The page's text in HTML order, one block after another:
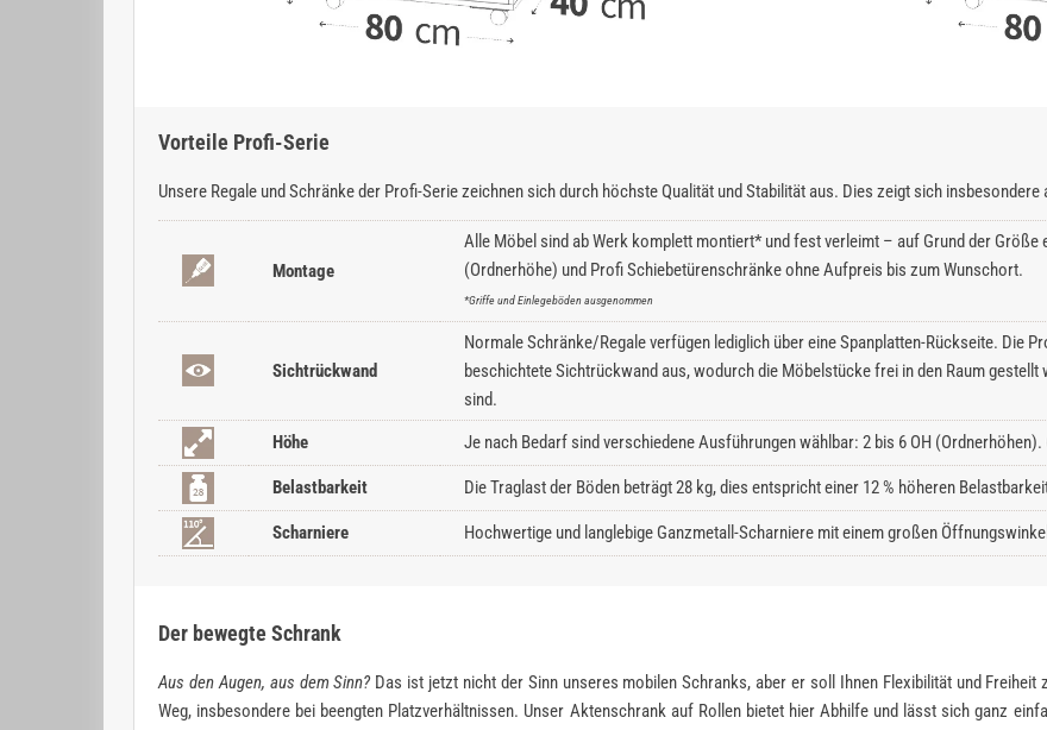
Vorteile Profi-Serie
Unsere Regale und Schränke der Profi-Serie zeichnen sich durch höchste Qualität und Stabilität aus. Dies zeigt sich
Montage
Alle Möbel sind ab Werk komplett montiert* und fest verleimt – auf Grund der
(Ordnerhöhe) und Profi Schiebetürenschränke ohne Aufpreis bis zum Wunschort.
*Griffe und Einlegeböden ausgenommen
Sichtrückwand
Normale Schränke/Regale verfügen lediglich über eine Spanplatten-Rückseite. Die
beschichtete Sichtrückwand aus, wodurch die Möbelstücke frei in den Raum
sind.
Höhe
Je nach Bedarf sind verschiedene Ausführungen wählbar: 2 bis 6 OH
Belastbarkeit Die Traglast der Böden beträgt 28 kg, dies entspricht einer 12 % höheren
Scharniere Hochwertige und langlebige Ganzmetall-Scharniere mit einem großen
Der bewegte Schrank
Aus den Augen, aus dem Sinn?Das ist jetzt nicht der Sinn unseres mobilen Schranks, aber er soll Ihnen Flexibilität und
Weg, insbesondere bei beengten Platzverhältnissen. Unser Aktenschrank auf Rollen bietet hier Abhilfe und lässt sich ganz